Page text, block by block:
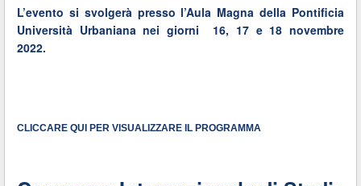
L’evento si svolgerà presso l’Aula Magna della Pontificia
Università Urbaniana nei giorni 16, 17 e 18 novembre
2022.
CLICCARE QUI PER VISUALIZZARE IL PROGRAMMA